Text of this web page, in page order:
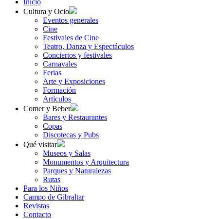
Inicio
Cultura y Ocio
Eventos generales
Cine
Festivales de Cine
Teatro, Danza y Espectáculos
Conciertos y festivales
Carnavales
Ferias
Arte y Exposiciones
Formación
Artículos
Comer y Beber
Bares y Restaurantes
Copas
Discotecas y Pubs
Qué visitar
Museos y Salas
Monumentos y Arquitectura
Parques y Naturalezas
Rutas
Para los Niños
Campo de Gibraltar
Revistas
Contacto